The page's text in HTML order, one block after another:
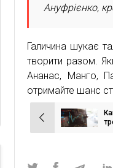
Ануфрієнко,
Галичина шукає
творити разом.
Ананас, Манго,
отримайте шанс
Навигация
по